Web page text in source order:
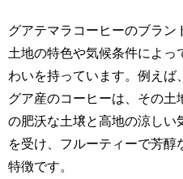
グアテマラコーヒーのブラン
土地の特色や気候条件によっ
わいを持っています。例えば
グア産のコーヒーは、その土
の肥沃な土壌と高地の涼しい
を受け、フルーティーで芳醇
特徴です。